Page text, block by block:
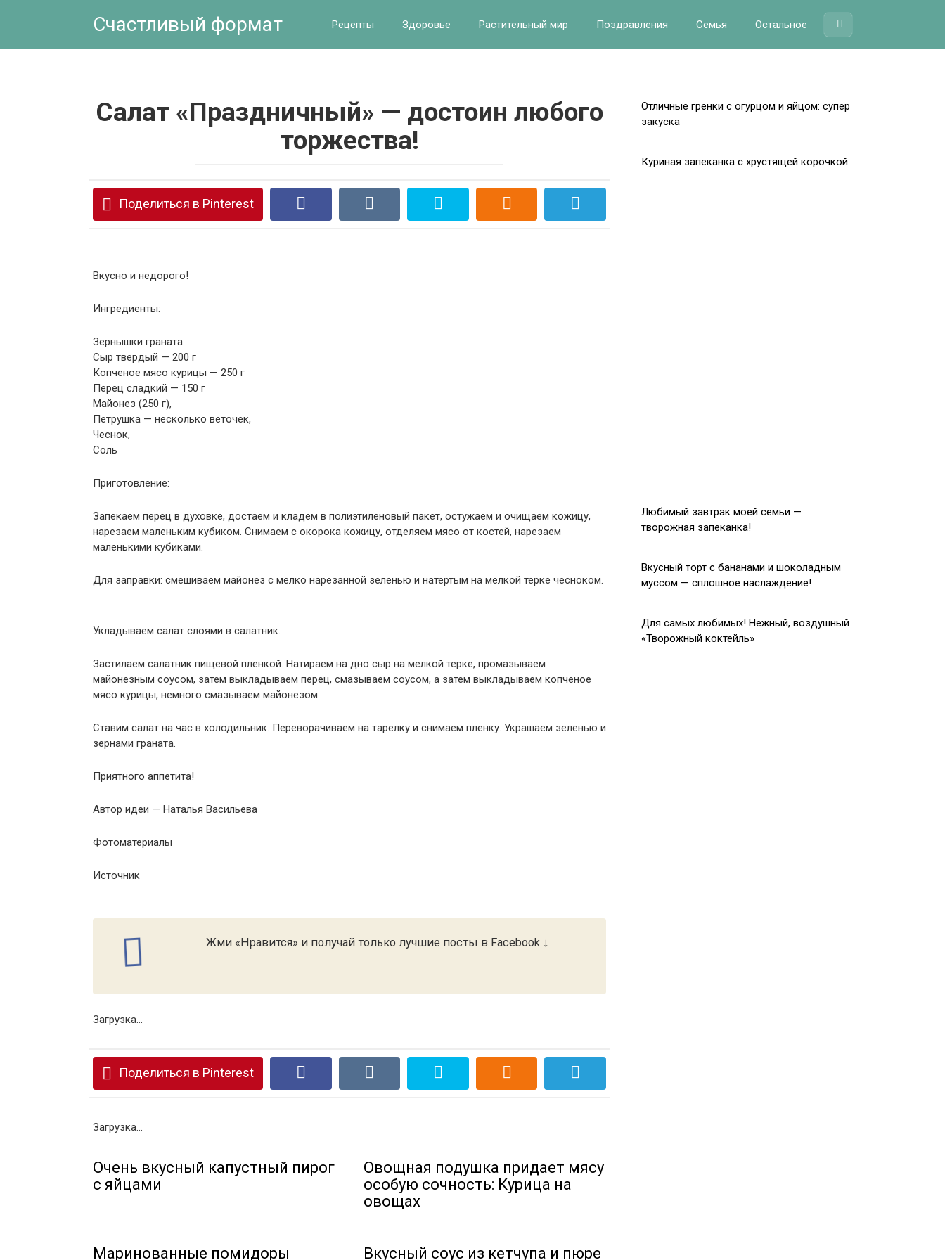
Счастливый формат Рецепты Здоровье Растительный мир Поздравления Семья Остальное
Салат «Праздничный» — достоин любого
торжества!
Поделиться в Pinterest
Вкусно и недорого!
Ингредиенты:
Зернышки граната
Сыр твердый — 200 г
Копченое мясо курицы — 250 г
Перец сладкий — 150 г
Майонез (250 г),
Петрушка — несколько веточек,
Чеснок,
Соль
Приготовление:
Запекаем перец в духовке, достаем и кладем в полиэтиленовый пакет, остужаем и очищаем кожицу,
нарезаем маленьким кубиком. Снимаем с окорока кожицу, отделяем мясо от костей, нарезаем
маленькими кубиками.
Для заправки: смешиваем майонез с мелко нарезанной зеленью и натертым на мелкой терке чесноком.
Укладываем салат слоями в салатник.
Застилаем салатник пищевой пленкой. Натираем на дно сыр на мелкой терке, промазываем
майонезным соусом, затем выкладываем перец, смазываем соусом, а затем выкладываем копченое
мясо курицы, немного смазываем майонезом.
Ставим салат на час в холодильник. Переворачиваем на тарелку и снимаем пленку. Украшаем зеленью и
зернами граната.
Приятного аппетита!
Автор идеи — Наталья Васильева
Фотоматериалы
Источник
Жми «Нравится» и получай только лучшие посты в Facebook ↓
Загрузка...
Поделиться в Pinterest
Загрузка...
Очень вкусный капустный пирог
с яйцами
Овощная подушка придает мясу
особую сочность: Курица на
овощах
Маринованные помидоры Вкусный соус из кетчупа и пюре
Отличные гренки с огурцом и яйцом: супер
закуска
Куриная запеканка с хрустящей корочкой
Любимый завтрак моей семьи —
творожная запеканка!
Вкусный торт с бананами и шоколадным
муссом — сплошное наслаждение!
Для самых любимых! Нежный, воздушный
«Творожный коктейль»